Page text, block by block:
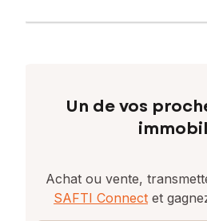
Un de vos
Achat ou vente,
SAFTI Connect et